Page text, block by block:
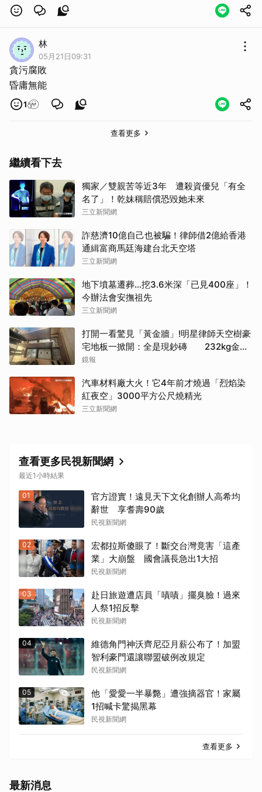
林
05月21日09:31
貪污腐敗
昏庸無能
1
查看更多
繼續看下去
獨家／雙親苦等近3年 遭殺資優兒「有全
名了」！乾妹稱賠償恐毀她未來
三立新聞網
詐慈濟10億自己也被騙！律師借2億給香港
通緝富商馬廷海建台北天空塔
三立新聞網
地下墳墓遷葬…挖3.6米深「已見400座」！
今辦法會安撫祖先
三立新聞網
打開一看驚見「黃金牆」!明星律師天空樹豪
宅地板一掀開：全是現鈔磚 232kg金山
震撼影像曝
鏡報
汽車材料廠大火！它4年前才燒過「烈焰染
紅夜空」3000平方公尺燒精光
三立新聞網
查看更多民視新聞網
最近1小時結果
01
官方證實！遠見天下文化創辦人高希均
辭世 享耆壽90歲
民視新聞網
02
宏都拉斯傻眼了！斷交台灣竟害「這產
業」大崩盤 國會議長急出1大招
民視新聞網
03
赴日旅遊遭店員「嘖嘖」擺臭臉！過來
人祭1招反擊
民視新聞網
04
維德角門神沃齊尼亞月薪公布了！加盟
智利豪門還讓聯盟破例改規定
民視新聞網
05
他「愛愛一半暴斃」遭強摘器官！家屬
1招喊卡驚揭黑幕
民視新聞網
查看更多
最新消息